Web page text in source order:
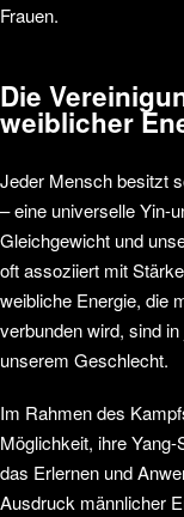
Frauen.
Die
weiblicher
Jeder Mensch besitzt
– eine universelle Yin-
Gleichgewicht und
oft assoziiert mit
weibliche Energie, die
verbunden wird, sind
unserem Geschlecht.
Im Rahmen des
Möglichkeit, ihre
das Erlernen und
Ausdruck männlicher